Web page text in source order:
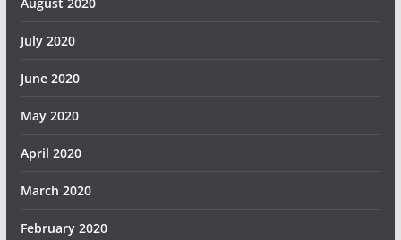
July 2020
June 2020
May 2020
April 2020
March 2020
February 2020